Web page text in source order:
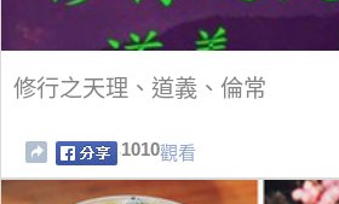
修行之天理、道義、倫常
1010觀看